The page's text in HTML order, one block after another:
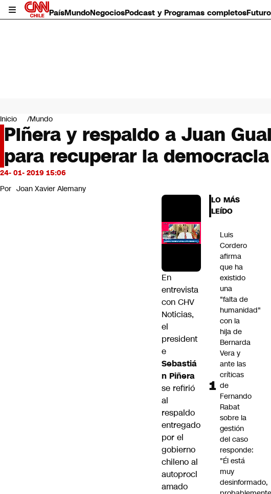
PaísMundoNegociosPodcast y Programas completos
Mundo
Negocios
Deportes
Programas completos
Cultura
Servicios
Bits
CNN Data
Inicio Mundo
Piñera y respaldo a Juan
para recuperar la
24- 01- 2019 15:06
Por Joan Xavier Alemany
En
entrevista
con CHV
Noticias,
el
president
e
Sebastiá
n Piñera
se refirió
al
respaldo
entregado
por el
gobierno
chileno al
autoprocl
amado
LO MÁS
LEÍDO
Luis
Cordero
afirma
que ha
existido
una
"falta de
humanidad"
con la
hija de
Bernarda
Vera y
ante las
críticas
de
Fernando
Rabat
sobre la
gestión
del caso
responde:
"Él está
muy
desinformado,